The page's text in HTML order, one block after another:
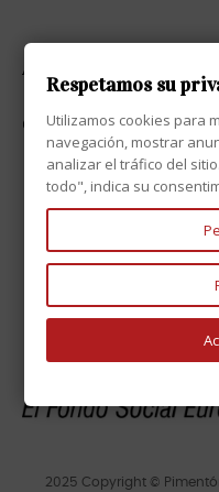
ATENCIÓN AL CLIENTE
CONTACTO
2025 Copyright ©
Respetamos su
Utilizamos cookies para
navegación, mostrar
analizar el tráfico del
todo", indica su